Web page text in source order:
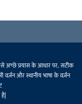
अच्छे प्रयास के आधार पर, सटीक
वर्ज़न और स्थानीय भाषा के वर्ज़न